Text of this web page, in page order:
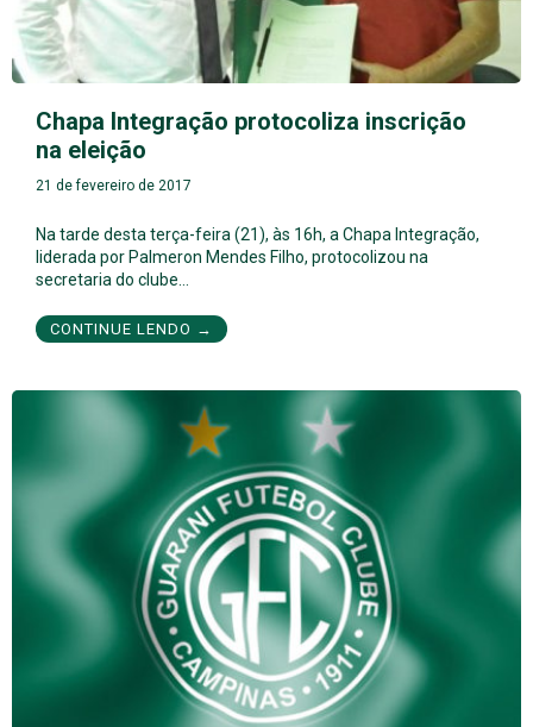
Chapa Integração protocoliza inscrição
na eleição
21 de fevereiro de 2017
Na tarde desta terça-feira (21), às 16h, a Chapa Integração,
liderada por Palmeron Mendes Filho, protocolizou na
secretaria do clube…
CONTINUE LENDO →